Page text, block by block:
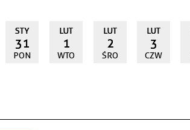
STY
31
PON
LUT
1
WTO
LUT
2
ŚRO
LUT
3
CZW